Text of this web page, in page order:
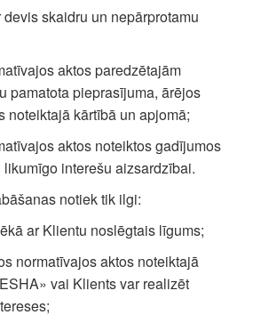
skaidru un nepārprotamu
aktos paredzētajām
pamatota pieprasījuma, ārējos
noteiktajā kārtībā un apjomā;
aktos noteiktos gadījumos
interešu aizsardzībai.
notiek tik ilgi:
Klientu noslēgtais līgums;
aktos noteiktajā
vai Klients var realizēt